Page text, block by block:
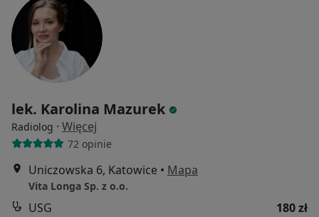
lek. Karolina Mazurek
Radiolog · Więcej
72 opinie
Uniczowska 6, Katowice • Mapa
Vita Longa Sp. z o.o.
USG
180 zł